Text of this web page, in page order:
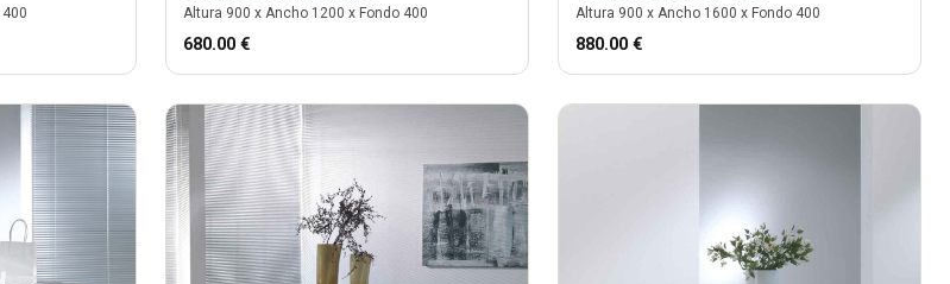
400 Altura 900 x Ancho 1200 x Fondo 400
680.00 €
Altura 900 x Ancho 1600 x Fondo 400
880.00 €